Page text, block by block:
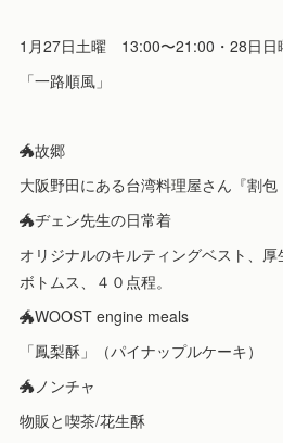
1月27日土曜 13:00〜21:00・28日
「一路順風」
🐲故郷
大阪野田にある台湾料理屋さん『割包
🐲ヂェン先生の日常着
オリジナルのキルティングベスト、厚
ボトムス、４０点程。
🐲WOOST engine meals
「鳳梨酥」（パイナップルケーキ）
🐲ノンチャ
物販と喫茶/花生酥